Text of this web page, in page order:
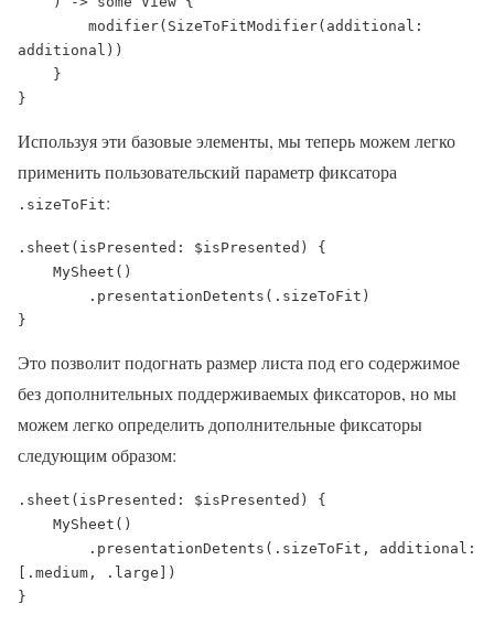
additional))
}
Используя эти базовые элементы, мы теперь можем легко
применить пользовательский параметр фиксатора
.sizeToFit:
.sheet(isPresented: $isPresented) {
}
Это позволит подогнать размер листа под его содержимое
без дополнительных поддерживаемых фиксаторов, но мы
можем легко определить дополнительные фиксаторы
следующим образом:
.sheet(isPresented: $isPresented) {
[.medium, .large])
}